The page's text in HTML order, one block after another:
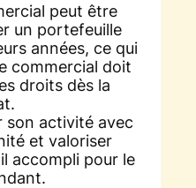
peut être
un portefeuille
années, ce qui
commercial doit
droits dès la
son activité avec
et valoriser
accompli pour le